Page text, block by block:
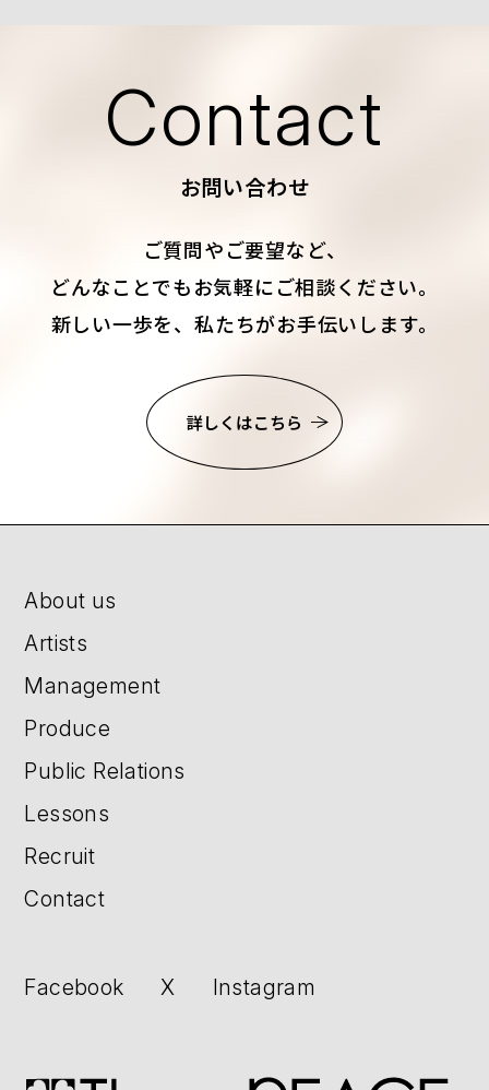
Contact
お問い合わせ
ご質問やご要望など、
どんなことでもお気軽にご相談ください。
新しい一歩を、私たちがお手伝いします。
詳しくはこちら
About us
Artists
Management
Produce
Public Relations
Lessons
Recruit
Contact
Facebook X Instagram